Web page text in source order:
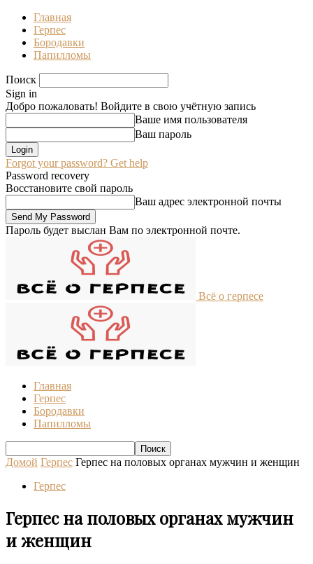
Главная
Герпес
Бородавки
Папилломы
Поиск
Sign in
Добро пожаловать! Войдите в свою учётную запись
Ваше имя пользователя
Ваш пароль
Forgot your password? Get help
Password recovery
Восстановите свой пароль
Ваш адрес электронной почты
Пароль будет выслан Вам по электронной почте.
Всё о герпесе
Главная
Герпес
Бородавки
Папилломы
Домой Герпес Герпес на половых органах мужчин и женщин
Герпес
Герпес на половых органах мужчин
и женщин